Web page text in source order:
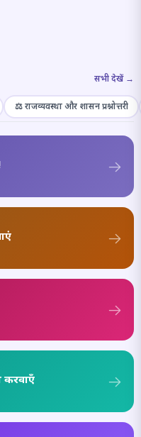
सभी देखें →
⚖️ राजव्यवस्था और शासन प्रश्नोत्तरी
करवाएँ